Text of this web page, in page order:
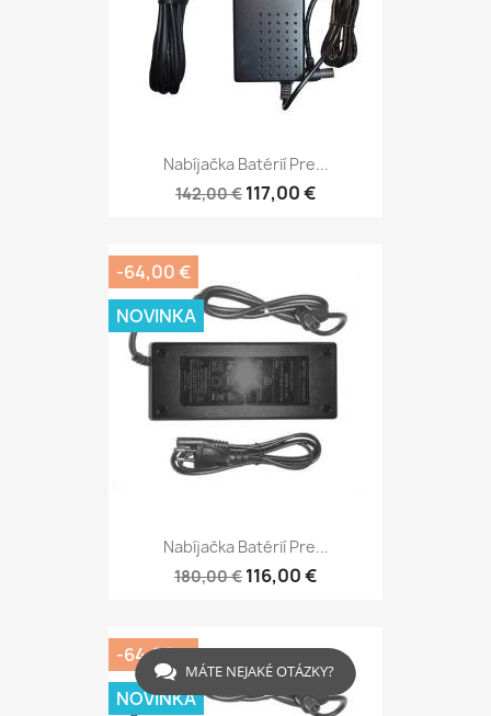
Nabíjačka Batérií Pre...
142,00 € 117,00 €
Nabíjačka Batérií Pre...
180,00 € 116,00 €
-64,00 €
NOVINKA
-64,00 €
NOVINKA
MÁTE NEJAKÉ OTÁZKY?